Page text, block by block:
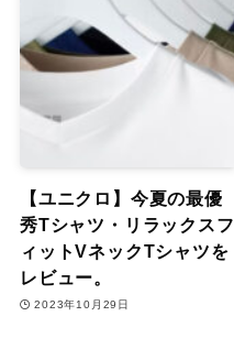
【ユニクロ】今夏の最優
秀Tシャツ・リラックスフ
ィットVネックTシャツを
レビュー。
2023年10月29日